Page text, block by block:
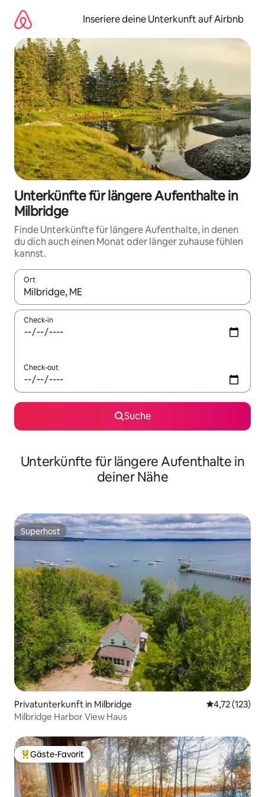
Inhalten
springen
Inseriere deine Unterkunft auf Airbnb
Unterkünfte für längere Aufenthalte in
Milbridge
Finde Unterkünfte für längere Aufenthalte, in denen
du dich auch einen Monat oder länger zuhause fühlen
kannst.
Ort
Wenn Ergebnisse verfügbar sind, navigiere mit den
Check-in
Check-out
Suche
Unterkünfte für längere Aufenthalte in
deiner Nähe
Superhost
Superhost
Privatunterkunft in Milbridge
4,72 (123)
Milbridge Harbor View Haus
Beliebter Gäste-Favorit.
Gäste-Favorit